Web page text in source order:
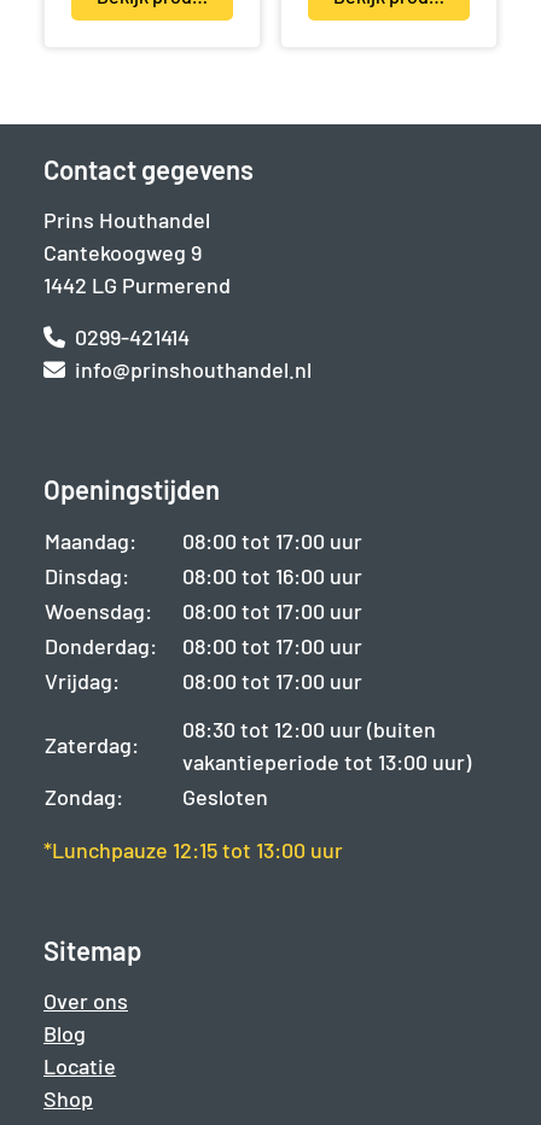
Contact gegevens
Prins Houthandel
Cantekoogweg 9
1442 LG Purmerend
0299-421414
info@prinshouthandel.nl
Openingstijden
Maandag:
08:00 tot 17:00 uur
Dinsdag:
08:00 tot 16:00 uur
Woensdag:
08:00 tot 17:00 uur
Donderdag:
08:00 tot 17:00 uur
Vrijdag:
08:00 tot 17:00 uur
Zaterdag:
08:30 tot 12:00 uur (buiten
vakantieperiode tot 13:00 uur)
Zondag:
Gesloten
*Lunchpauze 12:15 tot 13:00 uur
Sitemap
Over ons
Blog
Locatie
Shop